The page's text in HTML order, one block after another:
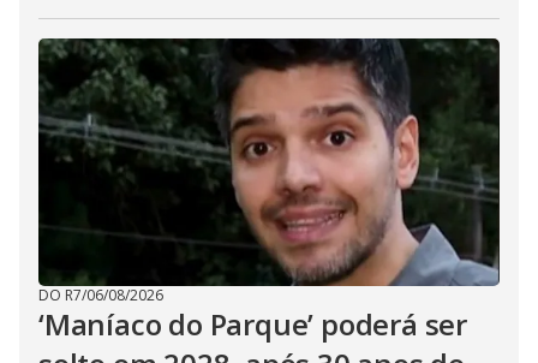
DO R7/06/08/2026
‘Maníaco do Parque’ poderá ser